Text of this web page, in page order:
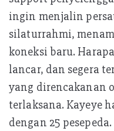
ingin menjalin
silaturrahmi,
koneksi baru.
lancar, dan segera
yang direncakanan
terlaksana. Kayeye
dengan 25 pesepeda.